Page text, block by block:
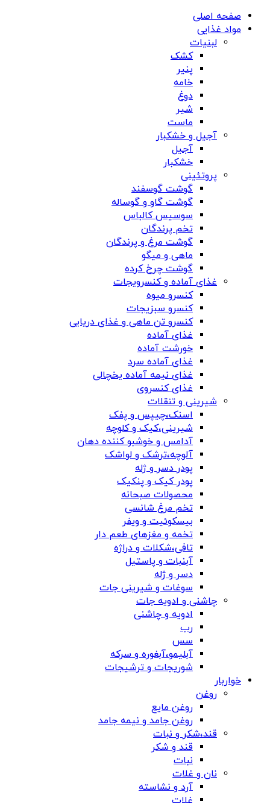
صفحه اصلی
مواد غذایی
لبنیات
کشک
پنیر
خامه
دوغ
شیر
ماست
آجیل و خشکبار
آجیل
خشکبار
پروتئینی
گوشت گوسفند
گوشت گاو و گوساله
سوسیس کالباس
تخم پرندگان
گوشت مرغ و پرندگان
ماهی و میگو
گوشت چرخ کرده
غذای آماده و کنسرویجات
کنسرو میوه
کنسرو سبزیجات
کنسرو تن ماهی و غذای دریایی
غذای آماده
خورشت آماده
غذای آماده سرد
غذای نیمه آماده یخچالی
غذای کنسروی
شیرینی و تنقلات
اسنک،چیپس و پفک
شیرینی،کیک و کلوچه
آدامس و خوشبو کننده دهان
آلوچه،ترشک و لواشک
پودر دسر و ژله
پودر کیک و پنکیک
محصولات صبحانه
تخم مرغ شانسی
بیسکوئیت و ویفر
تخمه و مغزهای طعم دار
تافی،شکلات و دراژه
آبنبات و پاستیل
دسر و ژله
سوغات و شیرینی جات
چاشنی و ادویه جات
ادویه و چاشنی
رب
سس
آبلیمو،آبغوره و سرکه
شوریجات و ترشیجات
خواربار
روغن
روغن مایع
روغن جامد و نیمه جامد
قند،شکر و نبات
قند و شکر
نبات
نان و غلات
آرد و نشاسته